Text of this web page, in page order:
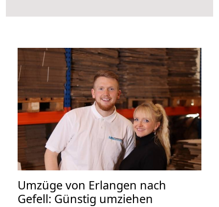
Umzüge von Erlangen nach
Gefell: Günstig umziehen